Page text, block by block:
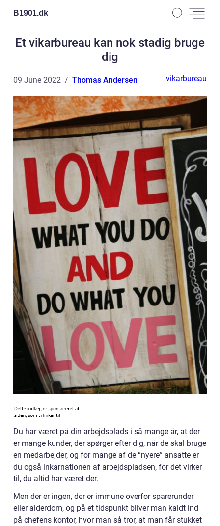
B1901.dk
Et vikarbureau kan nok stadig bruge
dig
09 June 2022 Thomas Andersen vikarbureau
Du har været på din arbejdsplads i så mange år, at der
er mange kunder, der spørger efter dig, når de skal bruge
en medarbejder, og for mange af de “nyere” ansatte er
du også inkarnationen af arbejdspladsen, for det virker
til, du altid har været der.
Men der er ingen, der er immune overfor sparerunder
eller alderdom, og på et tidspunkt bliver man kaldt ind
på chefens kontor, hvor man så tror, at man får stukket